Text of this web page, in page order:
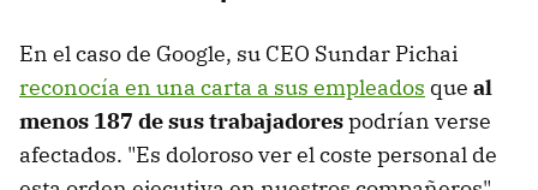
En el caso de Google, su CEO Sundar Pichai
reconocía en una carta a sus empleados que al
menos 187 de sus trabajadorespodrían verse
afectados. "Es doloroso ver el coste personal de